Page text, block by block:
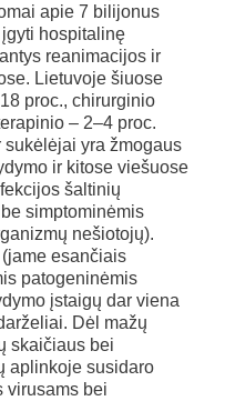
apie 7 bilijonus
hospitalinę
reanimacijos ir
Lietuvoje šiuose
proc., chirurginio
– 2–4 proc.
yra žmogaus
ir kitose viešuose
šaltinių
simptominėmis
nešiotojų).
esančiais
patogeninėmis
įstaigų dar viena
Dėl mažų
skaičiaus bei
aplinkoje susidaro
virusams bei